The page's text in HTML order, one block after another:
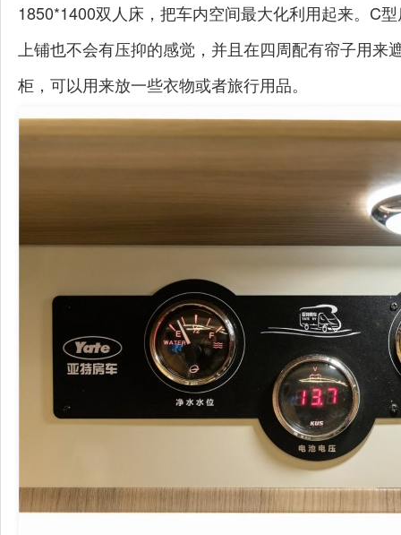
1850*1400双人床，把车内空间最大化利用起来。C
上铺也不会有压抑的感觉，并且在四周配有帘子用
柜，可以用来放一些衣物或者旅行用品。